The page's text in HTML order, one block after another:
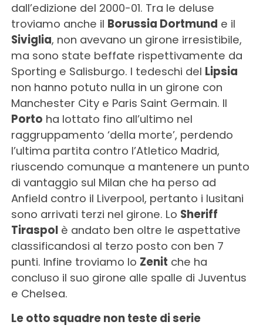
dall’edizione del 2000-01. Tra le deluse
troviamo anche il Borussia Dortmund e il
Siviglia, non avevano un girone irresistibile,
ma sono state beffate rispettivamente da
Sporting e Salisburgo. I tedeschi del Lipsia
non hanno potuto nulla in un girone con
Manchester City e Paris Saint Germain. Il
Porto ha lottato fino all’ultimo nel
raggruppamento ‘della morte’, perdendo
l’ultima partita contro l’Atletico Madrid,
riuscendo comunque a mantenere un punto
di vantaggio sul Milan che ha perso ad
Anfield contro il Liverpool, pertanto i lusitani
sono arrivati terzi nel girone. Lo Sheriff
Tiraspolè andato ben oltre le aspettative
classificandosi al terzo posto con ben 7
punti. Infine troviamo lo Zenit che ha
concluso il suo girone alle spalle di Juventus
e Chelsea.
Le otto squadre non teste di serie